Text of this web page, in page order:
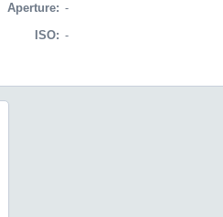
Aperture: -
ISO: -